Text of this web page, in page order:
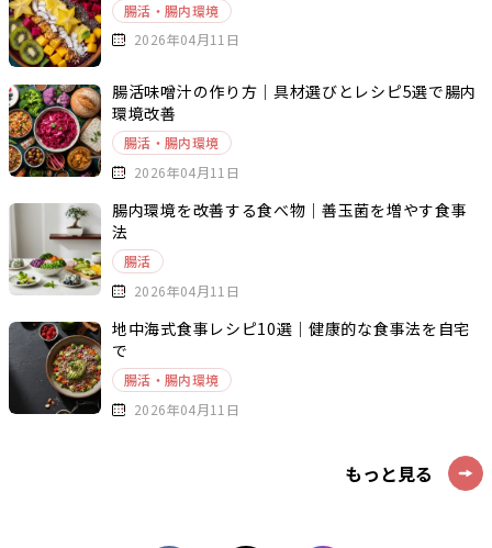
腸活・腸内環境
2026年04月11日
腸活味噌汁の作り方｜具材選びとレシピ5選で腸内
環境改善
腸活・腸内環境
2026年04月11日
腸内環境を改善する食べ物｜善玉菌を増やす食事
法
腸活
2026年04月11日
地中海式食事レシピ10選｜健康的な食事法を自宅
で
腸活・腸内環境
2026年04月11日
もっと見る